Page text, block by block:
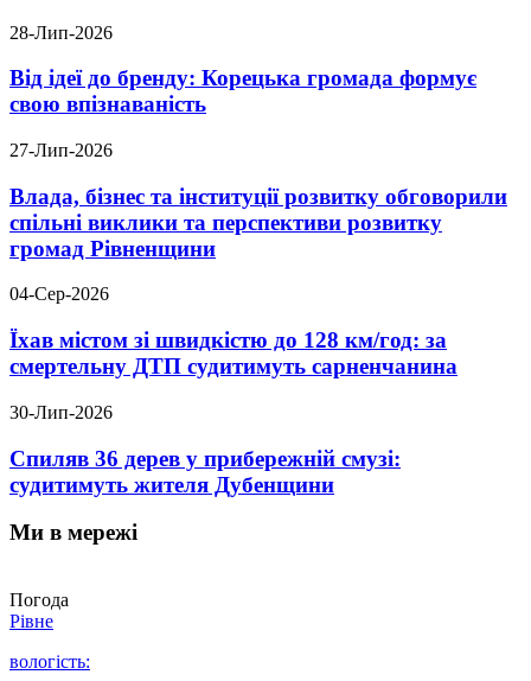
28-Лип-2026
Від ідеї до бренду: Корецька громада формує
свою впізнаваність
27-Лип-2026
Влада, бізнес та інституції розвитку обговорили
спільні виклики та перспективи розвитку
громад Рівненщини
04-Сер-2026
Їхав містом зі швидкістю до 128 км/год: за
смертельну ДТП судитимуть сарненчанина
30-Лип-2026
Спиляв 36 дерев у прибережній смузі:
судитимуть жителя Дубенщини
Ми в мережі
Погода
Рівне
вологість: